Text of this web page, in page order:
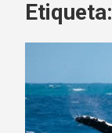
Etiqueta: